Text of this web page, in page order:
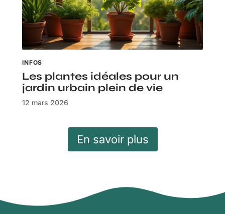
INFOS
Les plantes idéales pour un
jardin urbain plein de vie
12 mars 2026
En savoir plus